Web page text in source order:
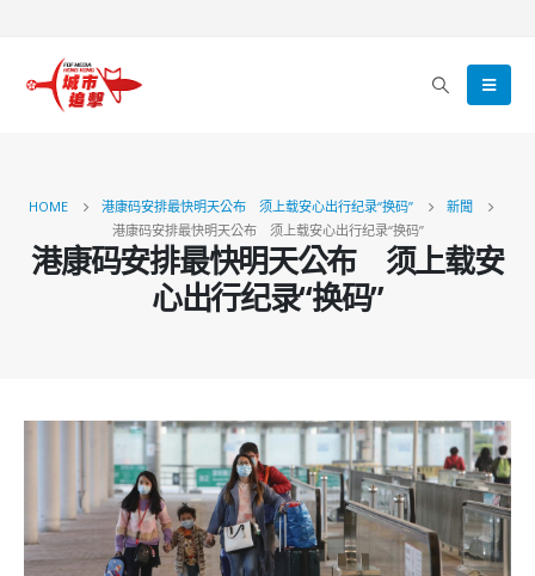
HOME 港康码安排最快明天公布 须上载安心出行纪录“换码”
新聞
港康码安排最快明天公布 须上载安心出行纪录“换码”
港康码安排最快明天公布 须上载安
心出行纪录“换码”